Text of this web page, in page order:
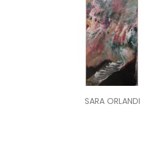
Anteprima
SARA ORLANDI